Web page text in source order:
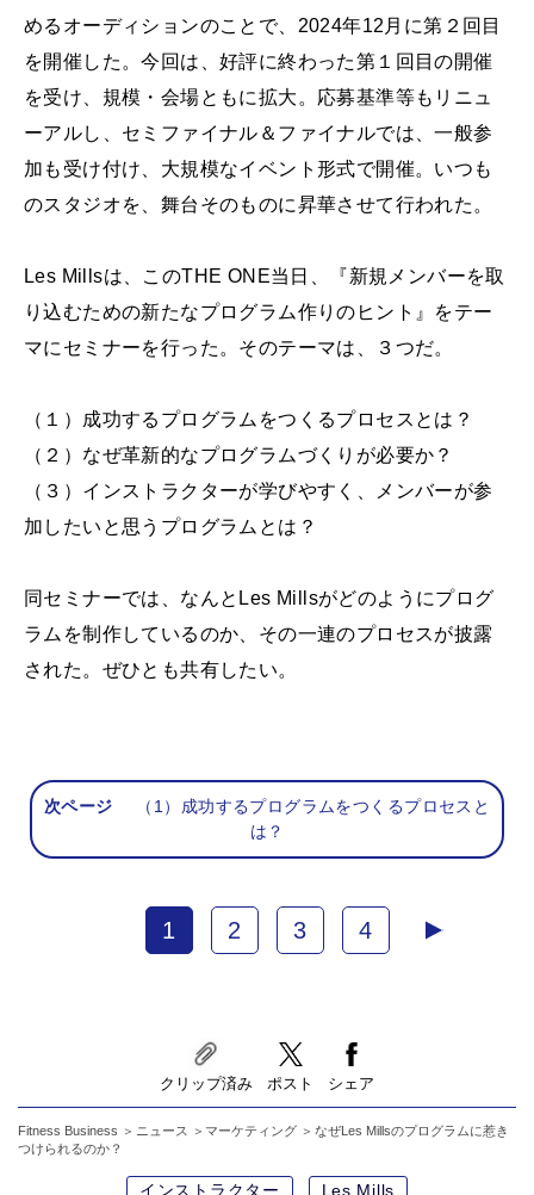
めるオーディションのことで、2024年12月に第２回目
を開催した。今回は、好評に終わった第１回目の開催
を受け、規模・会場ともに拡大。応募基準等もリニュ
ーアルし、セミファイナル＆ファイナルでは、一般参
加も受け付け、大規模なイベント形式で開催。いつも
のスタジオを、舞台そのものに昇華させて行われた。
Les Millsは、このTHE ONE当日、『新規メンバーを取
り込むための新たなプログラム作りのヒント』をテー
マにセミナーを行った。そのテーマは、３つだ。
（１）成功するプログラムをつくるプロセスとは？
（２）なぜ革新的なプログラムづくりが必要か？
（３）インストラクターが学びやすく、メンバーが参
加したいと思うプログラムとは？
同セミナーでは、なんとLes Millsがどのようにプログ
ラムを制作しているのか、その一連のプロセスが披露
された。ぜひとも共有したい。
次ページ
（1）成功するプログラムをつくるプロセスと
は？
1 2 3 4
クリップ済み ポスト シェア
Fitness Business ニュース マーケティング
なぜLes Millsのプログラムに惹き
つけられるのか？
インストラクター Les Mills